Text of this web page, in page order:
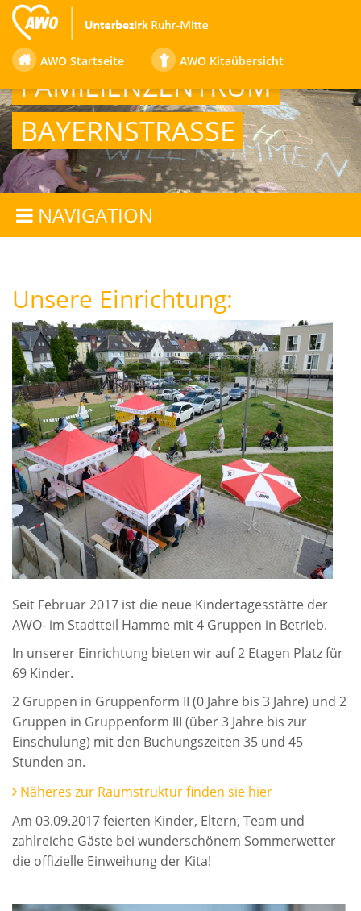
AWO Startseite AWO Kitaübersicht
FAMILIENZENTRUM
BAYERNSTRASSE
NAVIGATION
Unsere Einrichtung:
Seit Februar 2017 ist die neue Kindertagesstätte der
AWO- im Stadtteil Hamme mit 4 Gruppen in Betrieb.
In unserer Einrichtung bieten wir auf 2 Etagen Platz für
69 Kinder.
2 Gruppen in Gruppenform II (0 Jahre bis 3 Jahre) und 2
Gruppen in Gruppenform III (über 3 Jahre bis zur
Einschulung) mit den Buchungszeiten 35 und 45
Stunden an.
Näheres zur Raumstruktur finden sie hier
Am 03.09.2017 feierten Kinder, Eltern, Team und
zahlreiche Gäste bei wunderschönem Sommerwetter
die offizielle Einweihung der Kita!